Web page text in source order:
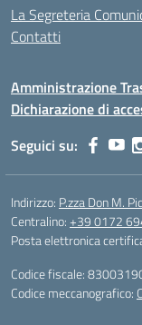
La Segreteria
Contatti
Amministrazione
Dichiarazione di
Seguici su:
Indirizzo: P.zza Don M.
Centralino:+39 0172
Posta elettronica
Codice fiscale:
Codice meccanografico: